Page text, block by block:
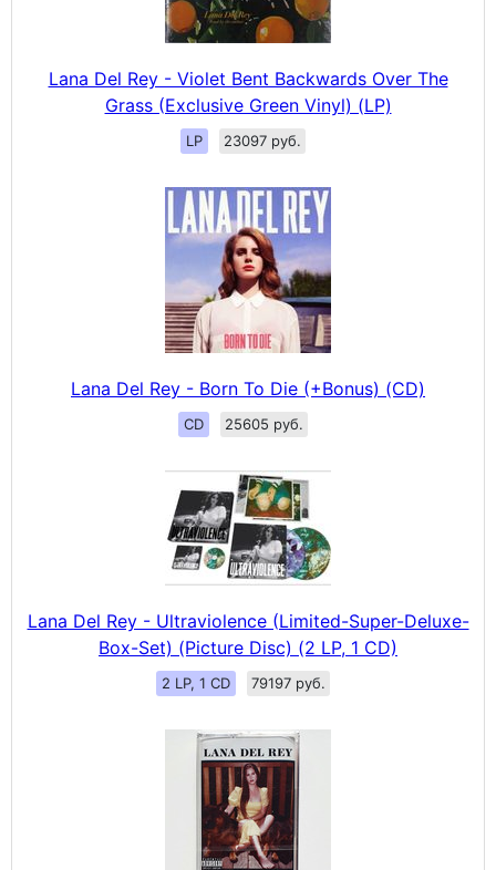
Lana Del Rey - Violet Bent Backwards Over The
Grass (Exclusive Green Vinyl) (LP)
LP 23097 руб.
Lana Del Rey - Born To Die (+Bonus) (CD)
CD 25605 руб.
Lana Del Rey - Ultraviolence (Limited-Super-Deluxe-
Box-Set) (Picture Disc) (2 LP, 1 CD)
2 LP, 1 CD 79197 руб.